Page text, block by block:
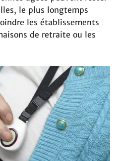
le plus longtemps
les établissements
de retraite ou les